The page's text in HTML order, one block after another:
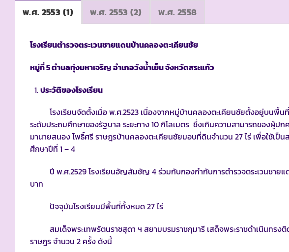
พ.ศ. 2553 (1) พ.ศ. 2553 (2) พ.ศ. 2558
โรงเรียนตำรวจตระเวนชายแดนบ้านคลองตะเคียนชัย
หมู่ที่5ตำบลทุ่งมหาเจริญ อำเภอวังน้ำเย็น จังหวัดสระแก้ว
ประวัติของโรงเรียน
โรงเรียนจัดตั้งเมื่อ พ.ศ.2523 เนื่องจากหมู่บ้านคลองตะเคียนชัยตั้งอยู่บนพื้นที่
ระดับประถมศึกษาของรัฐบาล ระยะทาง 10 กิโลเมตร ชึ่งเกินความสามารถของผู้
มานายสนอง โพธิ์ศรี ราษฎรบ้านคลองตะเคียนชัยมอบที่ดินจำนวน 27 ไร่ เพื่อใช้เป็
ศึกษาปีที่ 1 – 4
ปี พ.ศ.2529 โรงเรียนอัญสัมชัญ 4 ร่วมกับกองกำกับการตำรวจตระเวนชายแด
บาท
ปัจจุบันโรงเรียนมีพื้นที่ทั้งหมด 27 ไร่
สมเด็จพระเทพรัตนราชสุดา ฯ สยามบรมราชกุมารี เสด็จพระราชดำเนินทรงติด
ราษฎร จำนวน 2 ครั้ง ดังนี้